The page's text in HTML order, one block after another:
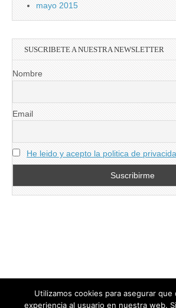
mayo 2015
SUSCRIBETE A NUESTRA NEWSLETTER
Nombre
Email
He leido y acepto la politica de
Utilizamos cookies para asegurar que
experiencia al usuario en nuestra web.